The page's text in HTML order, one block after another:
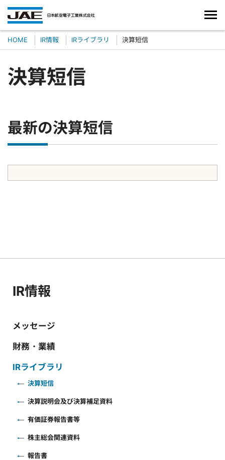
HOME IR情報 IRライブラリ 決算短信
決算短信
最新の決算短信
IR情報
メッセージ
財務・業績
IRライブラリ
決算短信
決算説明会及び決算補足資料
有価証券報告書等
株主総会関連資料
報告書